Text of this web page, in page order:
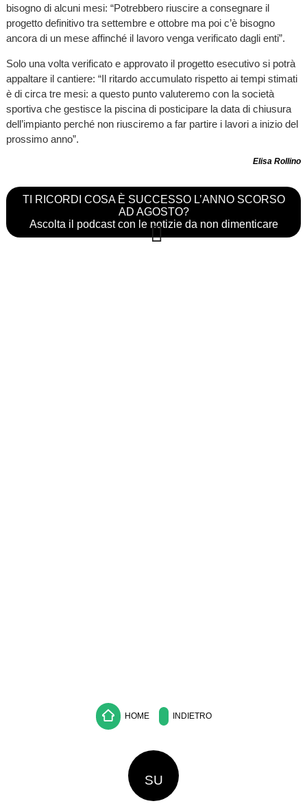
bisogno di alcuni mesi: “Potrebbero riuscire a consegnare il
progetto definitivo tra settembre e ottobre ma poi c’è bisogno
ancora di un mese affinché il lavoro venga verificato dagli enti”.
Solo una volta verificato e approvato il progetto esecutivo si potrà
appaltare il cantiere: “Il ritardo accumulato rispetto ai tempi stimati
è di circa tre mesi: a questo punto valuteremo con la società
sportiva che gestisce la piscina di posticipare la data di chiusura
dell’impianto perché non riusciremo a far partire i lavori a inizio del
prossimo anno”.
Elisa Rollino
TI RICORDI COSA È SUCCESSO L’ANNO SCORSO
AD AGOSTO?
Ascolta il podcast con le notizie da non dimenticare
HOME INDIETRO
SU